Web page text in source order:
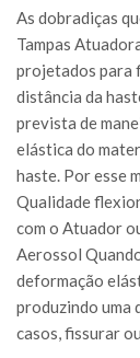
As dobradiças
Tampas
projetados para
distância da
prevista de
elástica do
haste. Por esse
Qualidade
com o Atuador
Aerossol
deformação
produzindo uma
casos, fissurar